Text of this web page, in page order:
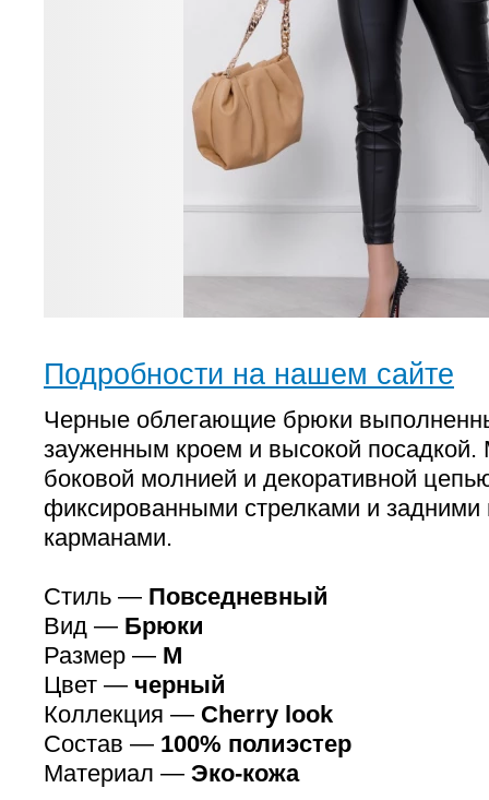
Подробности на нашем сайте
Черные облегающие брюки
зауженным кроем и высокой
боковой молнией и декоративной
фиксированными стрелками и
карманами.
Стиль — Повседневный
Вид — Брюки
Размер — M
Цвет — черный
Коллекция — Cherry look
Состав — 100% полиэстер
Материал — Эко-кожа